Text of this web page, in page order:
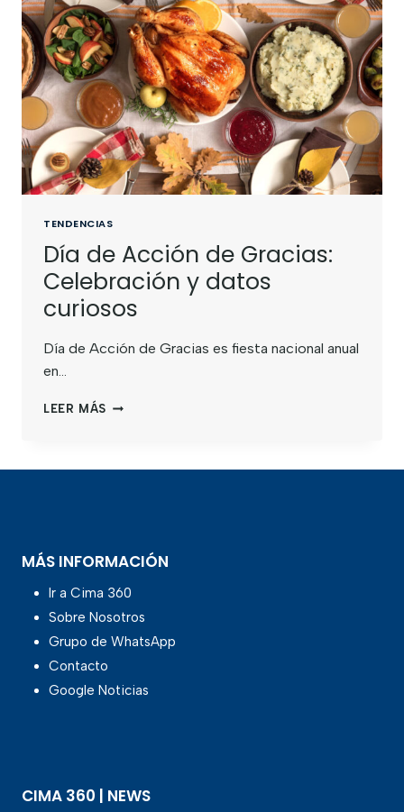
TENDENCIAS
Día de Acción de Gracias:
Celebración y datos
curiosos
Día de Acción de Gracias es fiesta nacional anual
en…
LEER MÁS
MÁS INFORMACIÓN
Ir a Cima 360
Sobre Nosotros
Grupo de WhatsApp
Contacto
Google Noticias
CIMA 360 | NEWS